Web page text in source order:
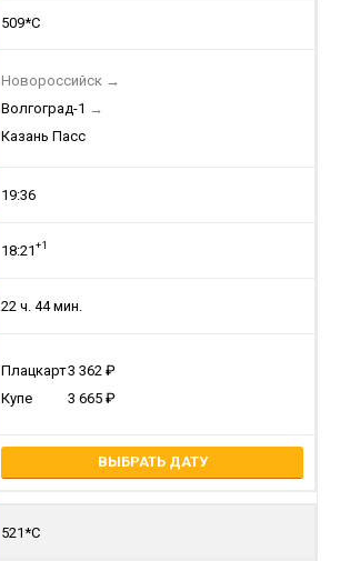
509*С
Новороссийск →
Волгоград-1 →
Казань Пасс
19:36
18:21+1
22 ч. 44 мин.
Плацкарт3 362
Купе
3 665
ВЫБРАТЬ ДАТУ
521*С